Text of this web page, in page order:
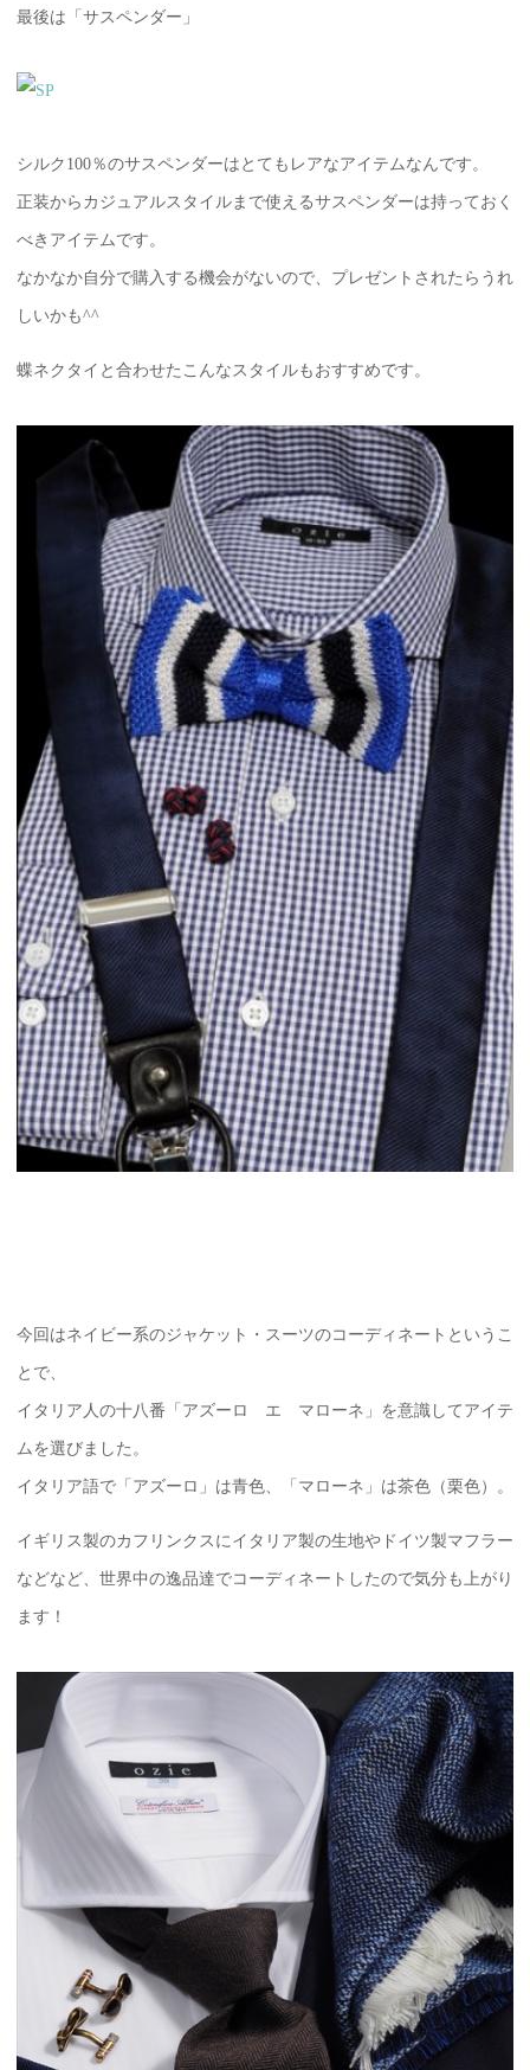
最後は「サスペンダー」
シルク100％のサスペンダーはとてもレアなアイテムなんです。
正装からカジュアルスタイルまで使えるサスペンダーは持っておく
べきアイテムです。
なかなか自分で購入する機会がないので、プレゼントされたらうれ
しいかも^^
蝶ネクタイと合わせたこんなスタイルもおすすめです。
今回はネイビー系のジャケット・スーツのコーディネートというこ
とで、
イタリア人の十八番「アズーロ エ マローネ」を意識してアイテ
ムを選びました。
イタリア語で「アズーロ」は青色、「マローネ」は茶色（栗色）。
イギリス製のカフリンクスにイタリア製の生地やドイツ製マフラー
などなど、世界中の逸品達でコーディネートしたので気分も上がり
ます！